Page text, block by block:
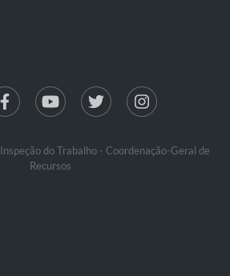
do Trabalho - Coordenação-Geral de
Recursos